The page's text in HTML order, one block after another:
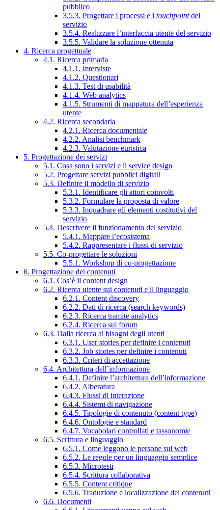
pubblico
3.5.3. Progettare i processi e i touchpointdel
servizio
3.5.4. Realizzare l’interfaccia utente del servizio
3.5.5. Validare la soluzione ottenuta
4. Ricerca progettuale
4.1. Ricerca primaria
4.1.1. Interviste
4.1.2. Questionari
4.1.3. Test di usabilità
4.1.4. Web analytics
4.1.5. Strumenti di mappatura dell’esperienza
utente
4.2. Ricerca secondaria
4.2.1. Ricerca documentale
4.2.2. Analisi benchmark
4.2.3. Valutazione euristica
5. Progettazione dei servizi
5.1. Cosa sono i servizi e il service design
5.2. Progettare servizi pubblici digitali
5.3. Definire il modello di servizio
5.3.1. Identificare gli attori coinvolti
5.3.2. Formulare la proposta di valore
5.3.3. Inquadrare gli elementi costitutivi del
servizio
5.4. Descrivere il funzionamento del servizio
5.4.1. Mappare l’ecosistema
5.4.2. Rappresentare i flussi di servizio
5.5. Co-progettare le soluzioni
5.5.1. Workshop di co-progettazione
6. Progettazione dei contenuti
6.1. Cos’è il content design
6.2. Ricerca utente sui contenuti e il linguaggio
6.2.1. Content discovery
6.2.2. Dati di ricerca (search keywords)
6.2.3. Ricerca tramite analytics
6.2.4. Ricerca sui forum
6.3. Dalla ricerca ai bisogni degli utenti
6.3.1. User stories per definire i contenuti
6.3.2. Job stories per definire i contenuti
6.3.3. Criteri di accettazione
6.4. Architettura dell’informazione
6.4.1. Definire l’architettura dell’informazione
6.4.2. Alberatura
6.4.3. Flussi di interazione
6.4.4. Sistemi di navigazione
6.4.5. Tipologie di contenuto (content type)
6.4.6. Ontologie e standard
6.4.7. Vocabolari controllati e tassonomie
6.5. Scrittura e linguaggio
6.5.1. Come leggono le persone sul web
6.5.2. Le regole per un linguaggio semplice
6.5.3. Microtesti
6.5.4. Scrittura collaborativa
6.5.5. Content critique
6.5.6. Traduzione e localizzazione dei contenuti
6.6. Documenti